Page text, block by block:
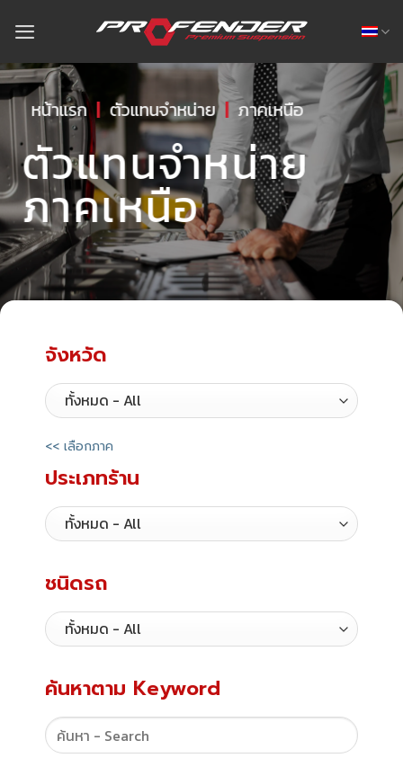
หน้าแรก | ตัวแทนจำหน่าย |ภาคเหนือ
ตัวแทนจำหน่าย
ภาคเหนือ
จังหวัด
<< เลือกภาค
ประเภทร้าน
ชนิดรถ
ค้นหาตาม Keyword